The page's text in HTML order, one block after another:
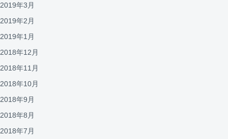
2019年3月
2019年2月
2019年1月
2018年12月
2018年11月
2018年10月
2018年9月
2018年8月
2018年7月